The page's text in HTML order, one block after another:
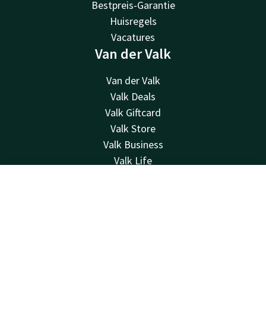
Bestpreis-Garantie
Huisregels
Vacatures
Van der Valk
Van der Valk
Valk Deals
Valk Giftcard
Valk Store
Valk Business
Valk Life